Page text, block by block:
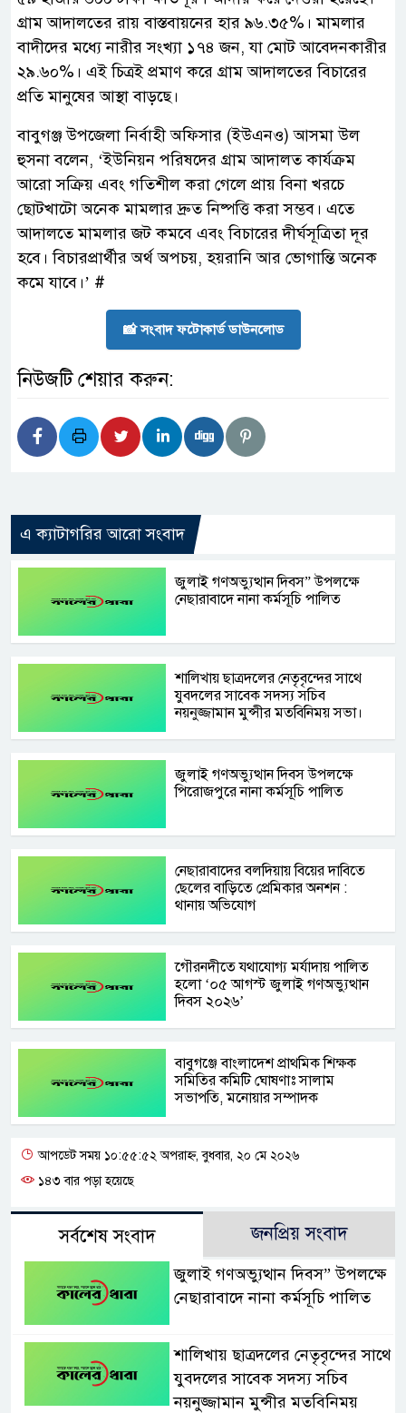
গ্রাম আদালতের রায় বাস্তবায়নের হার ৯৬.৩৫%। মামলার
বাদীদের মধ্যে নারীর সংখ্যা ১৭৪ জন, যা মোট আবেদনকারীর
২৯.৬০%। এই চিত্রই প্রমাণ করে গ্রাম আদালতের বিচারের
প্রতি মানুষের আস্থা বাড়ছে।
বাবুগঞ্জ উপজেলা নির্বাহী অফিসার (ইউএনও) আসমা উল
হুসনা বলেন, ‘ইউনিয়ন পরিষদের গ্রাম আদালত কার্যক্রম
আরো সক্রিয় এবং গতিশীল করা গেলে প্রায় বিনা খরচে
ছোটখাটো অনেক মামলার দ্রুত নিষ্পত্তি করা সম্ভব। এতে
আদালতে মামলার জট কমবে এবং বিচারের দীর্ঘসূত্রিতা দূর
হবে। বিচারপ্রার্থীর অর্থ অপচয়, হয়রানি আর ভোগান্তি অনেক
কমে যাবে।’ #
📸 সংবাদ ফটোকার্ড ডাউনলোড
নিউজটি শেয়ার করুন:
এ ক্যাটাগরির আরো সংবাদ
জুলাই গণঅভ্যুত্থান দিবস” উপলক্ষে
নেছারাবাদে নানা কর্মসূচি পালিত
শালিখায় ছাত্রদলের নেতৃবৃন্দের সাথে
যুবদলের সাবেক সদস্য সচিব
নয়নুজ্জামান মুন্সীর মতবিনিময় সভা।
জুলাই গণঅভ্যুত্থান দিবস উপলক্ষে
পিরোজপুরে নানা কর্মসূচি পালিত
নেছারাবাদের বলদিয়ায় বিয়ের দাবিতে
ছেলের বাড়িতে প্রেমিকার অনশন :
থানায় অভিযোগ
‎গৌরনদীতে যথাযোগ্য মর্যাদায় পালিত
হলো ‘০৫ আগস্ট জুলাই গণঅভ্যুত্থান
দিবস ২০২৬’ ‎
বাবুগঞ্জে বাংলাদেশ প্রাথমিক শিক্ষক
সমিতির কমিটি ঘোষণাঃ সালাম
সভাপতি, মনোয়ার সম্পাদক
আপডেট সময় ১০:৫৫:৫২ অপরাহ্ন, বুধবার, ২০ মে ২০২৬
১৪৩ বার পড়া হয়েছে
সর্বশেষ সংবাদ জনপ্রিয় সংবাদ
জুলাই গণঅভ্যুত্থান দিবস” উপলক্ষে
নেছারাবাদে নানা কর্মসূচি পালিত
শালিখায় ছাত্রদলের নেতৃবৃন্দের সাথে
যুবদলের সাবেক সদস্য সচিব
নয়নুজ্জামান মুন্সীর মতবিনিময়